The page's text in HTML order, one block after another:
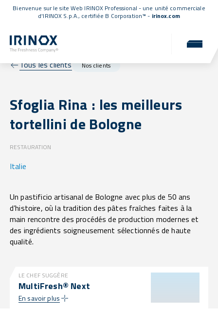
Bienvenue sur le site Web IRINOX Professional - une unité commerciale
d'IRINOX S.p.A., certifiée B Corporation™ - irinox.com
Tous les clients Nos clients
Sfoglia Rina : les meilleurs
tortellini de Bologne
RESTAURATION
Italie
Un pastificio artisanal de Bologne avec plus de 50 ans
d’histoire, où la tradition des pâtes fraîches faites à la
main rencontre des procédés de production modernes et
des ingrédients soigneusement sélectionnés de haute
qualité.
LE CHEF SUGGÈRE
MultiFresh® Next
En savoir plus